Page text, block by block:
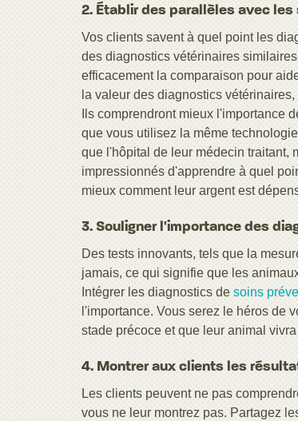
2. Établir des parallèles avec
Vos clients savent à quel point les
des diagnostics vétérinaires
efficacement la comparaison pour
la valeur des diagnostics
Ils comprendront mieux l'importance
que vous utilisez la même
que l'hôpital de leur médecin traitant,
impressionnés d'apprendre à quel
mieux comment leur argent est
3. Souligner l'importance des
Des tests innovants, tels que la
jamais, ce qui signifie que les
Intégrer les diagnostics de soins
l'importance. Vous serez le héros de
stade précoce et que leur animal
4. Montrer aux clients les
Les clients peuvent ne pas
vous ne leur montrez pas. Partagez